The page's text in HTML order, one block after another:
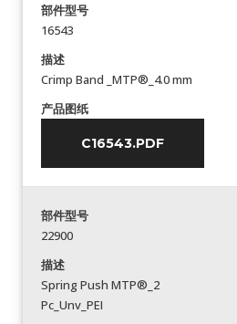
部件型号
16543
描述
Crimp Band _MTP®_4.0 mm
产品图纸
C16543.PDF
部件型号
22900
描述
Spring Push MTP®_2
Pc_Unv_PEI